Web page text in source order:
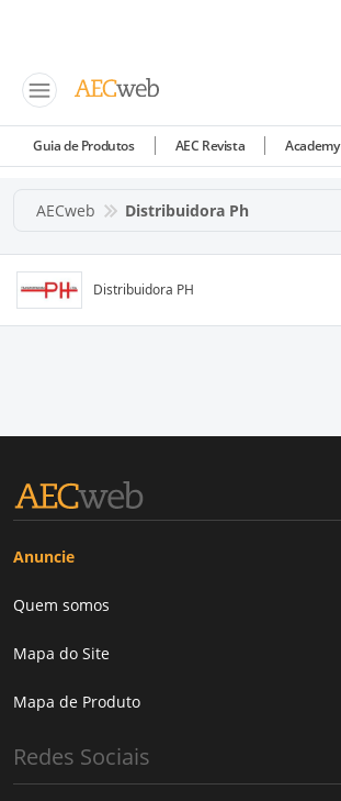
Guia de Produtos AEC Revista Academy
AECweb Distribuidora Ph
Distribuidora PH
Anuncie
Quem somos
Mapa do Site
Mapa de Produto
Redes Sociais